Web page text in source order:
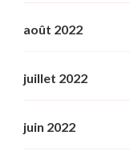
août 2022
juillet 2022
juin 2022